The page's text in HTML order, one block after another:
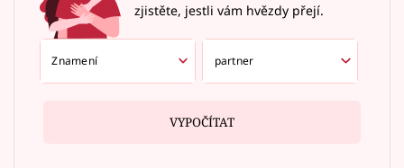
zjistěte, jestli vám hvězdy přejí.
VYPOČÍTAT